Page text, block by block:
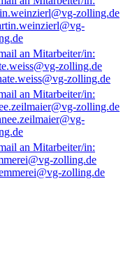
zolling.de
zolling.de